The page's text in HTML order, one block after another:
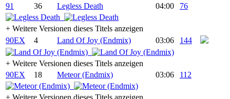
91
36 Legless Death 04:00 76
+ Weitere Versionen dieses Titels anzeigen
90EX
4 Land Of Joy (Endmix) 03:06 144
+ Weitere Versionen dieses Titels anzeigen
90EX
18 Meteor (Endmix) 03:06 112